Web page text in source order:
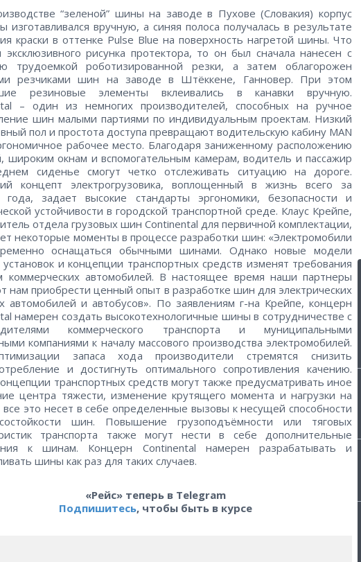
“зеленой” шины на заводе в Пухове (Словакия) корпус
изготавливался вручную, а синяя полоса получалась в результате
краски в оттенке Pulse Blue на поверхность нагретой шины. Что
эксклюзивного рисунка протектора, то он был сначала нанесен с
трудоемкой роботизированной резки, а затем облагорожен
резчиками шин на заводе в Штёккене, Ганновер. При этом
резиновые элементы вклеивались в канавки вручную.
– один из немногих производителей, способных на ручное
шин малыми партиями по индивидуальным проектам. Низкий
пол и простота доступа превращают водительскую кабину MAN
рабочее место. Благодаря заниженному расположению
широким окнам и вспомогательным камерам, водитель и пассажир
сиденье смогут четко отслеживать ситуацию на дороге.
концепт электрогрузовика, воплощенный в жизнь всего за
года, задает высокие стандарты эргономики, безопасности и
устойчивости в городской транспортной среде. Клаус Крейпе,
отдела грузовых шин Continental для первичной комплектации,
некоторые моменты в процессе разработки шин: «Электромобили
оснащаться обычными шинами. Однако новые модели
установок и концепции транспортных средств изменят требования
коммерческих автомобилей. В настоящее время наши партнеры
нам приобрести ценный опыт в разработке шин для электрических
автомобилей и автобусов». По заявлениям г-на Крейпе, концерн
намерен создать высокотехнологичные шины в сотрудничестве с
коммерческого транспорта и муниципальными
компаниями к началу массового производства электромобилей.
запаса хода производители стремятся снизить
и достигнуть оптимального сопротивления качению.
транспортных средств могут также предусматривать иное
центра тяжести, изменение крутящего момента и нагрузки на
все это несет в себе определенные вызовы к несущей способности
шин. Повышение грузоподъёмности или тяговых
транспорта также могут нести в себе дополнительные
к шинам. Концерн Continental намерен разрабатывать и
шины как раз для таких случаев.
«Рейс» теперь в Telegram
Подпишитесь, чтобы быть в курсе